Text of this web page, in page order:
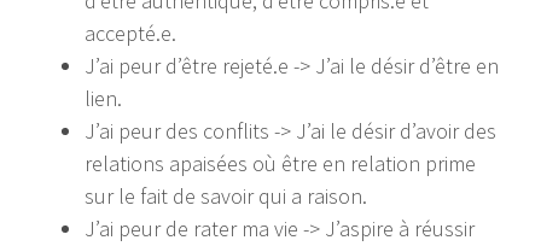
accepté.e.
J’ai peur d’être rejeté.e -> J’ai le désir d’être en
lien.
J’ai peur des conflits -> J’ai le désir d’avoir des
relations apaisées où être en relation prime
sur le fait de savoir qui a raison.
J’ai peur de rater ma vie -> J’aspire à réussir